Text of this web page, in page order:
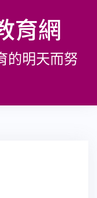
育網
的明天而努